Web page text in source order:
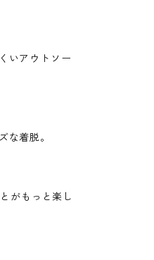
いアウトソー
な着脱。
がもっと楽し